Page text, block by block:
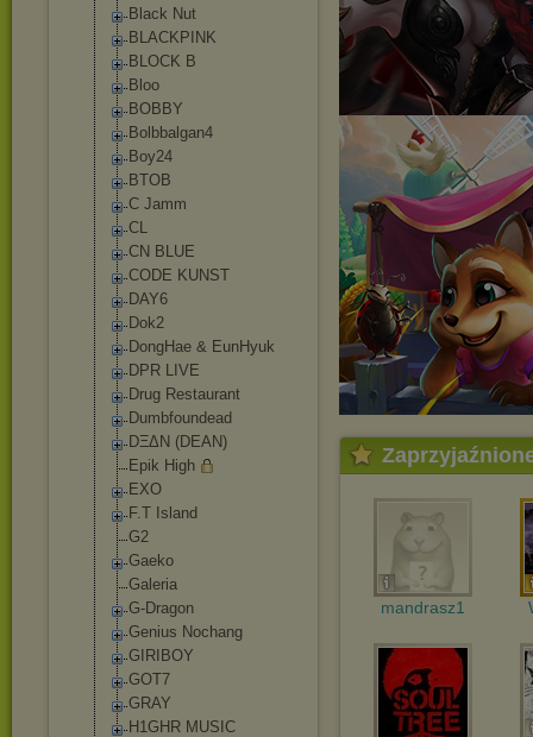
Black Nut
BLACKPINK
BLOCK B
Bloo
BOBBY
Bolbbalgan4
Boy24
BTOB
C Jamm
CL
CN BLUE
CODE KUNST
DAY6
Dok2
DongHae & EunHyuk
DPR LIVE
Drug Restaurant
Dumbfoundead
DΞΔN (DEAN)
Epik High
EXO
F.T Island
G2
Gaeko
Galeria
G-Dragon
Genius Nochang
GIRIBOY
GOT7
GRAY
H1GHR MUSIC
mandrasz1